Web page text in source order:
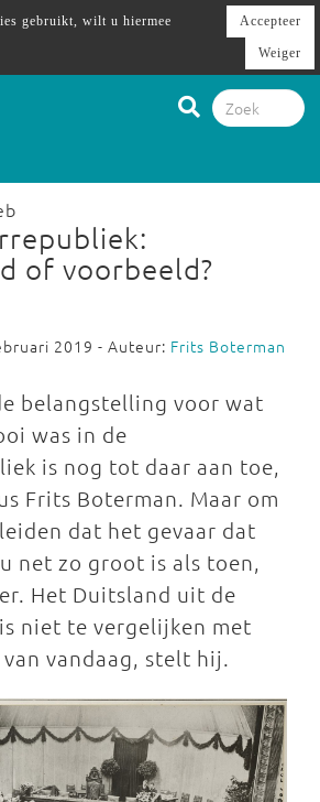
of voorbeeld?
2019 - Auteur: Frits Boterman
belangstelling voor wat
was in de
is nog tot daar aan toe,
Frits Boterman. Maar om
dat het gevaar dat
net zo groot is als toen,
Het Duitsland uit de
niet te vergelijken met
vandaag, stelt hij.
gebruikt, wilt u hiermee
Accepteer
Weiger